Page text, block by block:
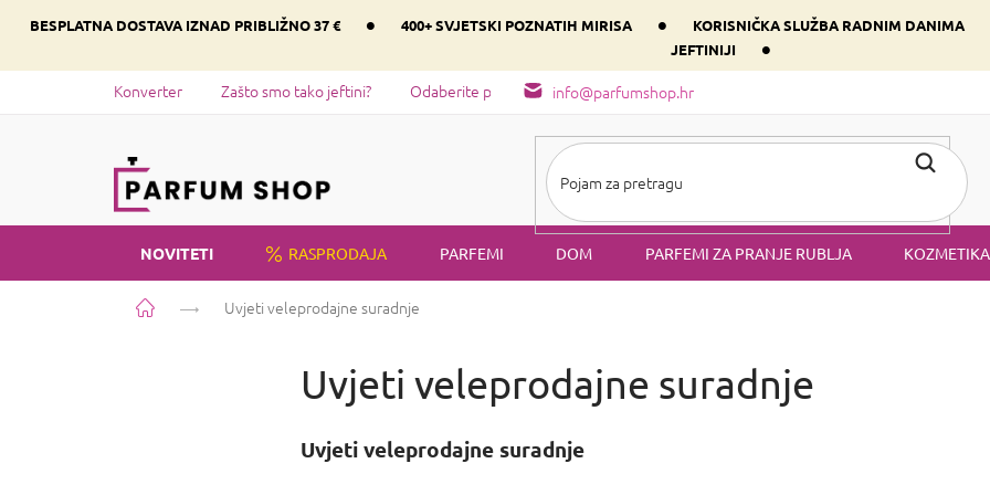
BESPLATNA DOSTAVA IZNAD PRIBLIŽNO 37 € • 400+ SVJETSKI POZNATIH MIRISA • KORISNIČKA SLUŽBA RADNIM DANIMA
JEFTINIJI
•
info@parfumshop.hr
Konverter Zašto smo tako jeftini? Odaberite parfem svog srca prema dominantnoj komponenti
NOVITETI RASPRODAJA PARFEMI DOM PARFEMI ZA PRANJE RUBLJA KOZMETIKA
Početna Uvjeti veleprodajne suradnje
Uvjeti veleprodajne suradnje
Uvjeti veleprodajne suradnje